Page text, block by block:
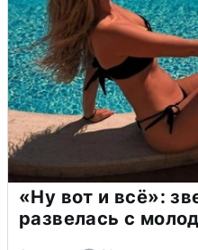
«Ну вот и всё»:
развелась с